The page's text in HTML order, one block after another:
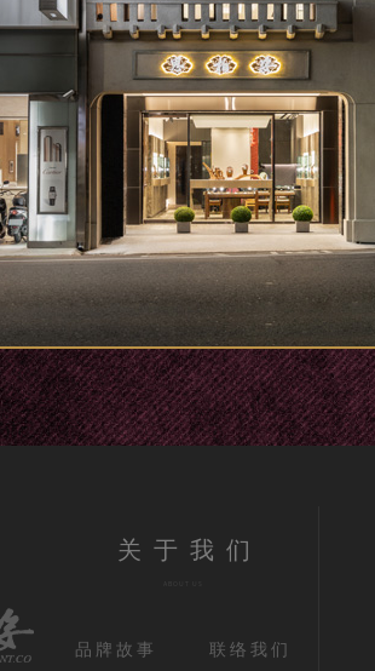
关于我们
品牌故事 联络我们